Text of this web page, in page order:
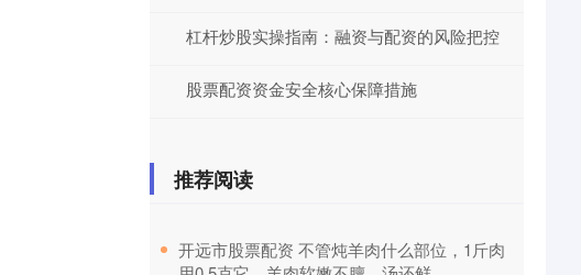
杠杆炒股实操指南：融资与配资的风险把控
股票配资资金安全核心保障措施
推荐阅读
​开远市股票配资 不管炖羊肉什么部位，1斤肉